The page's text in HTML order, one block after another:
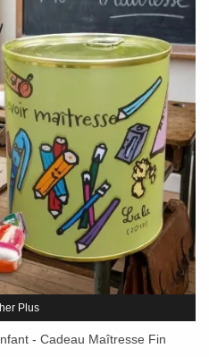
Plus
- Cadeau Maîtresse Fin